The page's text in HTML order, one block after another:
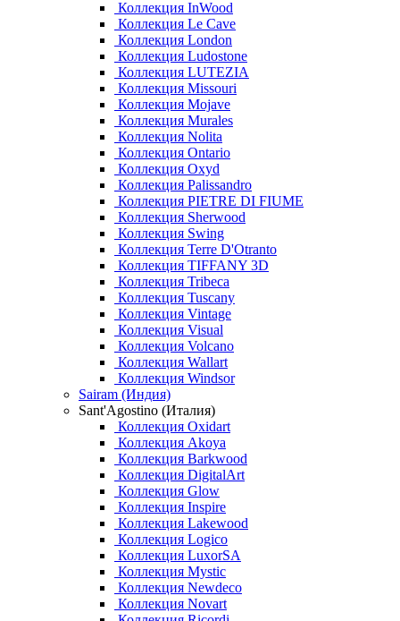
Коллекция InWood
Коллекция Le Cave
Коллекция London
Коллекция Ludostone
Коллекция LUTEZIA
Коллекция Missouri
Коллекция Mojave
Коллекция Murales
Коллекция Nolita
Коллекция Ontario
Коллекция Oxyd
Коллекция Palissandro
Коллекция PIETRE DI FIUME
Коллекция Sherwood
Коллекция Swing
Коллекция Terre D'Otranto
Коллекция TIFFANY 3D
Коллекция Tribeca
Коллекция Tuscany
Коллекция Vintage
Коллекция Visual
Коллекция Volcano
Коллекция Wallart
Коллекция Windsor
Sairam (Индия)
Sant'Agostino (Италия)
Коллекция Oxidart
Коллекция Akoya
Коллекция Barkwood
Коллекция DigitalArt
Коллекция Glow
Коллекция Inspire
Коллекция Lakewood
Коллекция Logico
Коллекция LuxorSA
Коллекция Mystic
Коллекция Newdeco
Коллекция Novart